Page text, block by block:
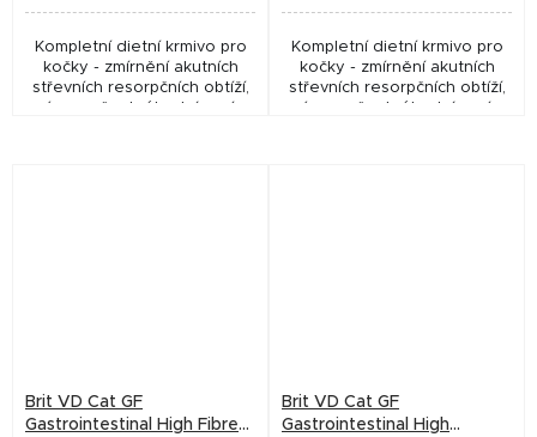
Kompletní dietní krmivo pro
kočky - zmírnění akutních
střevních resorpčních obtíží,
Kompletní dietní krmivo pro
kočky - zmírnění akutních
střevních resorpčních obtíží,
Brit VD Cat GF
Gastrointestinal High Fibre
Brit VD Cat GF
Gastrointestinal High